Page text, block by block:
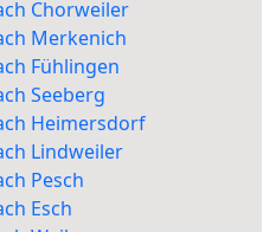
Chorweiler
Merkenich
Fühlingen
Seeberg
Heimersdorf
Lindweiler
Pesch
Esch